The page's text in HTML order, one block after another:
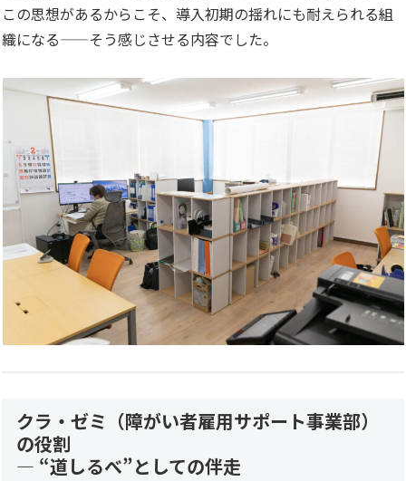
この思想があるからこそ、導入初期の揺れにも耐えられる組
織になる——そう感じさせる内容でした。
クラ・ゼミ（障がい者雇用サポート事業部）
の役割
— “道しるべ”としての伴走